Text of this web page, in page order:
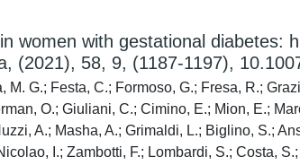
women with gestational
(2021), 58, 9, (1187-1197),
G.; Festa, C.; Formoso, G.; Fresa, R.;
O.; Giuliani, C.; Cimino, E.; Mion, E.;
A.; Masha, A.; Grimaldi, L.; Biglino, S.;
I.; Zambotti, F.; Lombardi, S.; Costa,